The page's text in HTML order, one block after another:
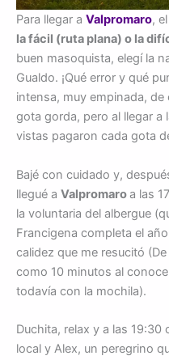
Para llegar a Valpromaro,
la fácil (ruta plana) o la
buen masoquista, elegí la
Gualdo. ¡Qué error y qué
intensa, muy empinada,
gota gorda, pero al llegar a
vistas pagaron cada gota
Bajé con cuidado y,
llegué a Valpromaroa las
la voluntaria del albergue
Francigena completa el
calidez que me resucitó
como 10 minutos al
todavía con la mochila).
Duchita, relax y a las 19:30
local y Alex, un peregrino